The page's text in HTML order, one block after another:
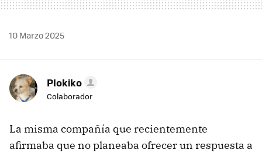
10 Marzo 2025
Plokiko
Colaborador
La misma compañía que recientemente
afirmaba que no planeaba ofrecer un respuesta a